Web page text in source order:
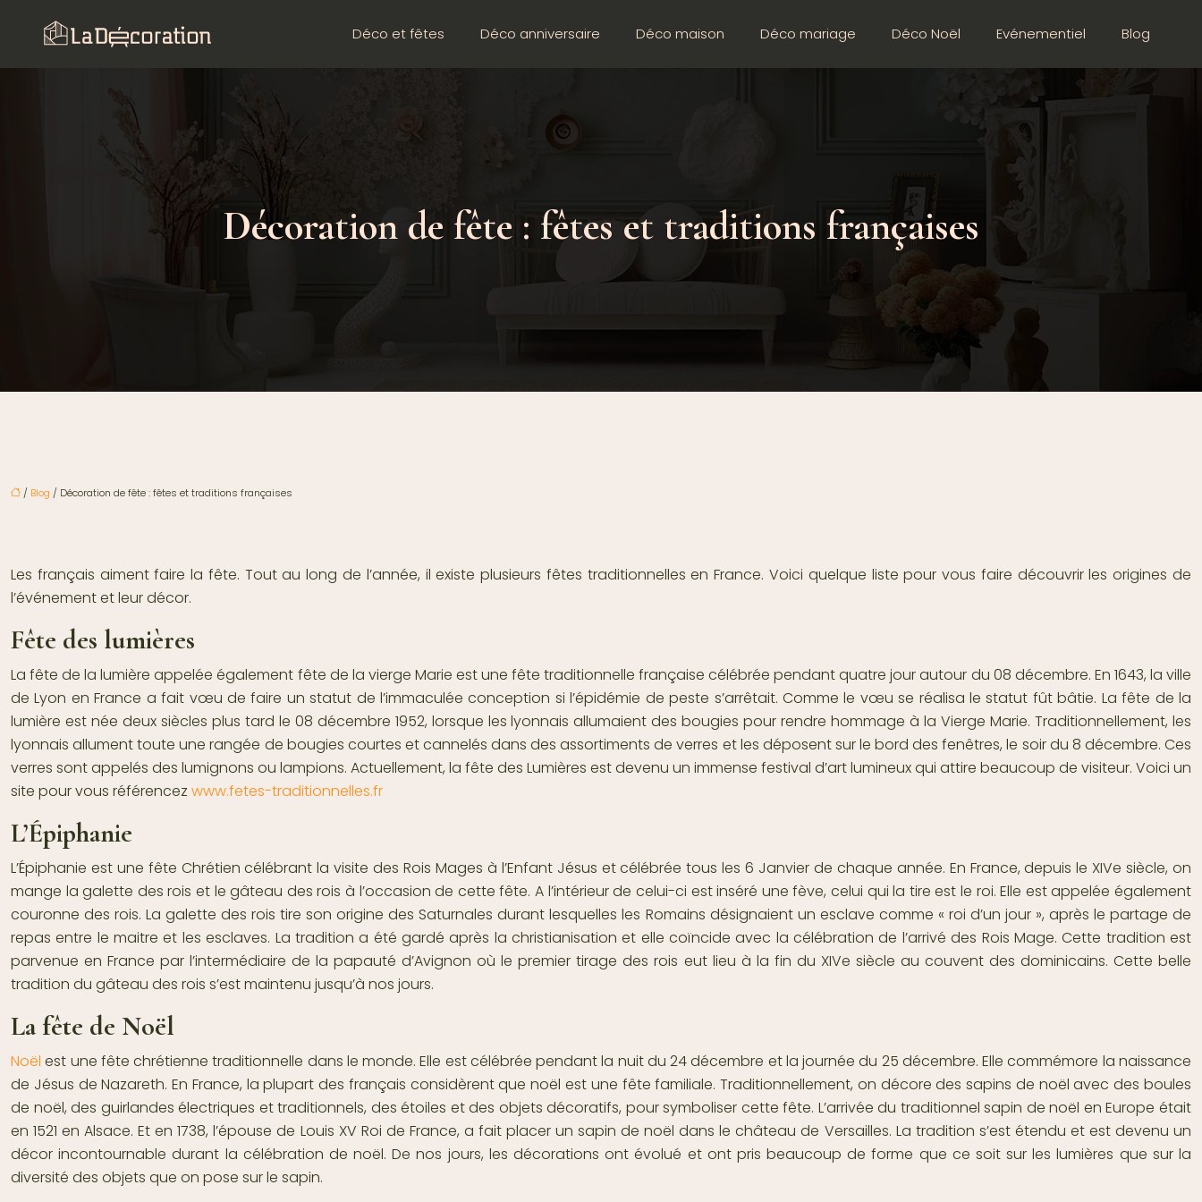
Déco et fêtes Déco anniversaire Déco maison Déco mariage Déco Noël Evénementiel Blog
Décoration de fête : fêtes et traditions françaises
/ Blog / Décoration de fête : fêtes et traditions françaises
Les français aiment faire la fête. Tout au long de l’année, il existe plusieurs fêtes traditionnelles en France. Voici quelque liste pour vous faire découvrir les origines de
l’événement et leur décor.
Fête des lumières
La fête de la lumière appelée également fête de la vierge Marie est une fête traditionnelle française célébrée pendant quatre jour autour du 08 décembre. En 1643, la ville
de Lyon en France a fait vœu de faire un statut de l’immaculée conception si l’épidémie de peste s’arrêtait. Comme le vœu se réalisa le statut fût bâtie. La fête de la
lumière est née deux siècles plus tard le 08 décembre 1952, lorsque les lyonnais allumaient des bougies pour rendre hommage à la Vierge Marie. Traditionnellement, les
lyonnais allument toute une rangée de bougies courtes et cannelés dans des assortiments de verres et les déposent sur le bord des fenêtres, le soir du 8 décembre. Ces
verres sont appelés des lumignons ou lampions. Actuellement, la fête des Lumières est devenu un immense festival d’art lumineux qui attire beaucoup de visiteur. Voici un
site pour vous référencez www.fetes-traditionnelles.fr
L’Épiphanie
L’Épiphanie est une fête Chrétien célébrant la visite des Rois Mages à l’Enfant Jésus et célébrée tous les 6 Janvier de chaque année. En France, depuis le XIVe siècle, on
mange la galette des rois et le gâteau des rois à l’occasion de cette fête. A l’intérieur de celui-ci est inséré une fève, celui qui la tire est le roi. Elle est appelée également
couronne des rois. La galette des rois tire son origine des Saturnales durant lesquelles les Romains désignaient un esclave comme « roi d’un jour », après le partage de
repas entre le maitre et les esclaves. La tradition a été gardé après la christianisation et elle coïncide avec la célébration de l’arrivé des Rois Mage. Cette tradition est
parvenue en France par l’intermédiaire de la papauté d’Avignon où le premier tirage des rois eut lieu à la fin du XIVe siècle au couvent des dominicains. Cette belle
tradition du gâteau des rois s’est maintenu jusqu’à nos jours.
La fête de Noël
Noëlest une fête chrétienne traditionnelle dans le monde. Elle est célébrée pendant la nuit du 24 décembre et la journée du 25 décembre. Elle commémore la naissance
de Jésus de Nazareth. En France, la plupart des français considèrent que noël est une fête familiale. Traditionnellement, on décore des sapins de noël avec des boules
de noël, des guirlandes électriques et traditionnels, des étoiles et des objets décoratifs, pour symboliser cette fête. L’arrivée du traditionnel sapin de noël en Europe était
en 1521 en Alsace. Et en 1738, l’épouse de Louis XV Roi de France, a fait placer un sapin de noël dans le château de Versailles. La tradition s’est étendu et est devenu un
décor incontournable durant la célébration de noël. De nos jours, les décorations ont évolué et ont pris beaucoup de forme que ce soit sur les lumières que sur la
diversité des objets que on pose sur le sapin.